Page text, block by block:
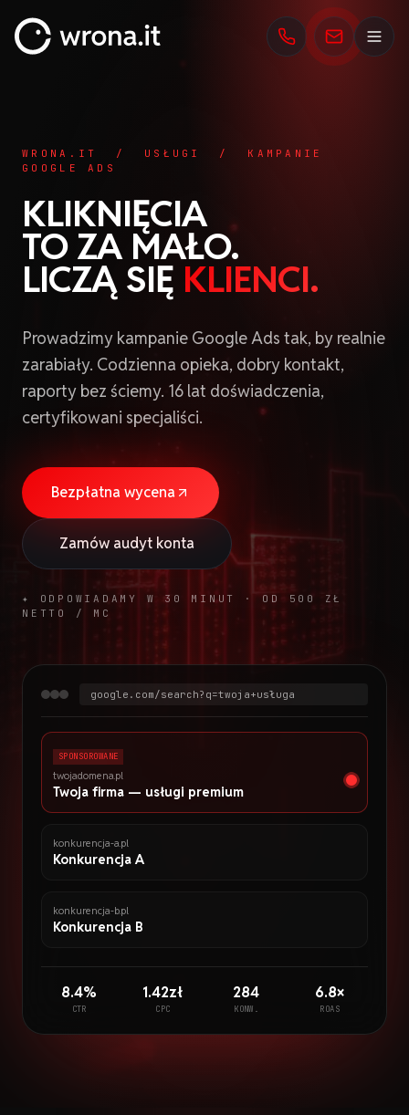
wrona.it
WRONA.IT / USŁUGI / KAMPANIE
GOOGLE ADS
KLIKNIĘCIA
TO ZA MAŁO.
LICZĄ SIĘ KLIENCI.
Prowadzimy kampanie Google Ads tak, by realnie
zarabiały. Codzienna opieka, dobry kontakt,
raporty bez ściemy. 16 lat doświadczenia,
certyfikowani specjaliści.
Bezpłatna wycena
Zamów audyt konta
✦ ODPOWIADAMY W 30 MINUT · OD 500 ZŁ
NETTO / MC
google.com/search?q=twoja+usługa
SPONSOROWANE
twojadomena.pl
Twoja firma — usługi premium
konkurencja-a.pl
Konkurencja A
konkurencja-b.pl
Konkurencja B
8.4%
CTR
1.42zł
CPC
284
KONW.
6.8×
ROAS